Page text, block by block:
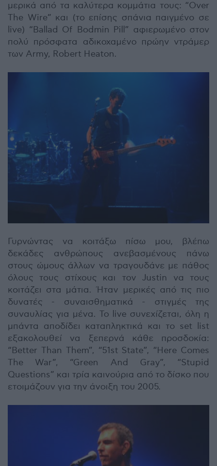
μερικά από τα καλύτερα κομμάτια τους: “Over
The Wire” και (το επίσης σπάνια παιγμένο σε
live) “Ballad Of Bodmin Pill” αφιερωμένο στον
πολύ πρόσφατα αδικοχαμένο πρώην ντράμερ
των Army, Robert Heaton.
Γυρνώντας να κοιτάξω πίσω μου, βλέπω
δεκάδες ανθρώπους ανεβασμένους πάνω
στους ώμους άλλων να τραγουδάνε με πάθος
όλους τους στίχους και τον Justin να τους
κοιτάζει στα μάτια. Ήταν μερικές από τις πιο
δυνατές - συναισθηματικά - στιγμές της
συναυλίας για μένα. Το live συνεχίζεται, όλη η
μπάντα αποδίδει καταπληκτικά και το set list
εξακολουθεί να ξεπερνά κάθε προσδοκία:
“Better Than Them”, “51st State”, “Here Comes
The War”, “Green And Gray”, “Stupid
Questions” και τρία καινούρια από το δίσκο που
ετοιμάζουν για την άνοιξη του 2005.